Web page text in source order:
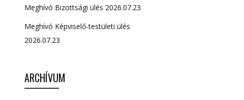
Meghívó Bizottsági ülés 2026.07.23
Meghívó Képviselő-testületi ülés
2026.07.23
ARCHÍVUM